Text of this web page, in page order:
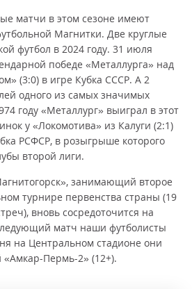
матчи в этом сезоне имеют
Магнитки. Две круглые
футбол в 2024 году. 31 июля
победе «Металлурга» над
(3:0) в игре Кубка СССР. А 2
одного из самых значимых
году «Металлург» выиграл в этот
у «Локомотива» из Калуги (2:1)
РСФСР, в розыгрыше которого
второй лиги.
занимающий второе
турнире первенства страны (19
вновь сосредоточится на
матч наши футболисты
на Центральном стадионе они
«Амкар-Пермь-2» (12+).